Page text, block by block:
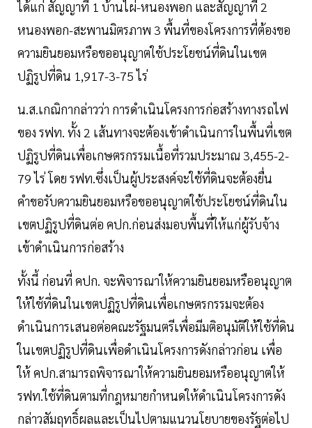
ได้แก่ สัญญาที่ 1 บ้านไผ่-หนองพอก และสัญญาที่ 2
หนองพอก-สะพานมิตรภาพ 3 พื้นที่ของโครงการที่ต้องขอ
ความยินยอมหรือขออนุญาตใช้ประโยชน์ที่ดินในเขต
ปฏิรูปที่ดิน 1,917-3-75 ไร่
น.ส.เกณิกากล่าวว่า การดำเนินโครงการก่อสร้างทางรถไฟ
ของ รฟท. ทั้ง 2 เส้นทางจะต้องเข้าดำเนินการในพื้นที่เขต
ปฏิรูปที่ดินเพื่อเกษตรกรรมเนื้อที่รวมประมาณ 3,455-2-
79 ไร่ โดย รฟท.ซึ่งเป็นผู้ประสงค์จะใช้ที่ดินจะต้องยื่น
คำขอรับความยินยอมหรือขออนุญาตใช้ประโยชน์ที่ดินใน
เขตปฏิรูปที่ดินต่อ คปก.ก่อนส่งมอบพื้นที่ให้แก่ผู้รับจ้าง
เข้าดำเนินการก่อสร้าง
ทั้งนี้ ก่อนที่ คปก. จะพิจารณาให้ความยินยอมหรืออนุญาต
ให้ใช้ที่ดินในเขตปฏิรูปที่ดินเพื่อเกษตรกรรมจะต้อง
ดำเนินการเสนอต่อคณะรัฐมนตรีเพื่อมีมติอนุมัติให้ใช้ที่ดิน
ในเขตปฏิรูปที่ดินเพื่อดำเนินโครงการดังกล่าวก่อน เพื่อ
ให้ คปก.สามารถพิจารณาให้ความยินยอมหรืออนุญาตให้
รฟท.ใช้ที่ดินตามที่กฎหมายกำหนดให้ดำเนินโครงการดัง
กล่าวสัมฤทธิ์ผลและเป็นไปตามแนวนโยบายของรัฐต่อไป